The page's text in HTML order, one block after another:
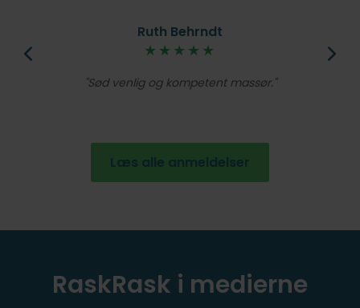
Ruth Behrndt
★★★★★
Sød venlig og kompetent massør.
Læs alle anmeldelser
RaskRask i medierne